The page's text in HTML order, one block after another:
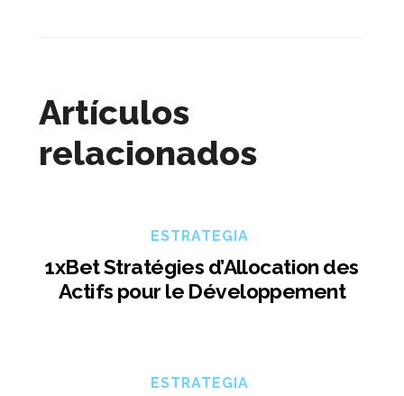
Artículos
relacionados
ESTRATEGIA
1xBet Stratégies d’Allocation des
Actifs pour le Développement
ESTRATEGIA